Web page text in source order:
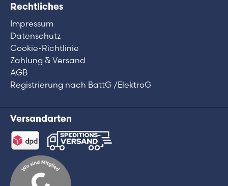
Rechtliches
Impressum
Datenschutz
Cookie-Richtlinie
Zahlung & Versand
AGB
Registrierung nach BattG /ElektroG
Versandarten